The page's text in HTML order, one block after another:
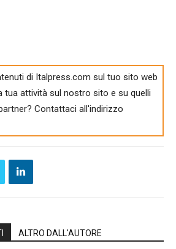
di Italpress.com sul tuo sito web
tua attività sul nostro sito e su quelli
Contattaci all'indirizzo
ALTRO DALL'AUTORE